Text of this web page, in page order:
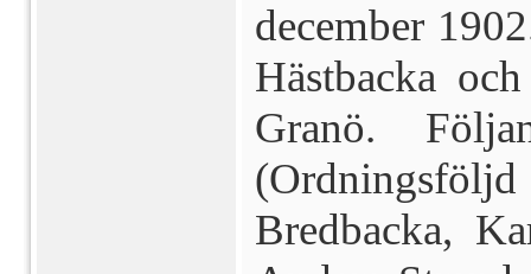
december
Hästbacka
Granö.
Bredbacka,